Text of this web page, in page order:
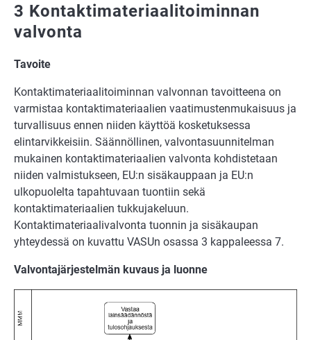
3 Kontaktimateriaalitoiminnan
valvonta
Tavoite
Kontaktimateriaalitoiminnan valvonnan tavoitteena on
varmistaa kontaktimateriaalien vaatimustenmukaisuus ja
turvallisuus ennen niiden käyttöä kosketuksessa
elintarvikkeisiin. Säännöllinen, valvontasuunnitelman
mukainen kontaktimateriaalien valvonta kohdistetaan
niiden valmistukseen, EU:n sisäkauppaan ja EU:n
ulkopuolelta tapahtuvaan tuontiin sekä
kontaktimateriaalien tukkujakeluun.
Kontaktimateriaalivalvonta tuonnin ja sisäkaupan
yhteydessä on kuvattu VASUn osassa 3 kappaleessa 7.
Valvontajärjestelmän kuvaus ja luonne